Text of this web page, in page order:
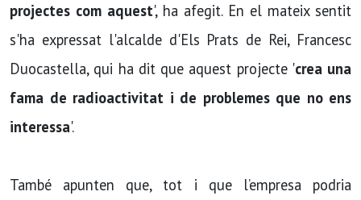
projectes com aquest', ha afegit. En el mateix sentit
s'ha expressat l'alcalde d'Els Prats de Rei, Francesc
Duocastella, qui ha dit que aquest projecte 'crea una
fama de radioactivitat i de problemes que no ens
interessa'.
També apunten que, tot i que l’empresa podria